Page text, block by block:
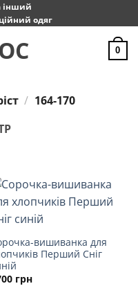
інший
одяг
0
/ 164-170
вишиванка для
Перший Сніг
грн